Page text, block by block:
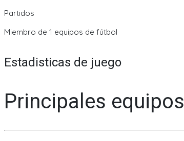
Partidos
Miembro de 1 equipos de fútbol
Estadisticas de juego
Principales equipos